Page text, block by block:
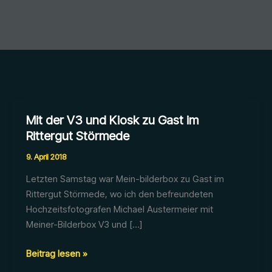
Mit der V3 und Kiosk zu Gast im
Rittergut Störmede
9. April 2018
Letzten Samstag war Mein-bilderbox zu Gast im
Rittergut Störmede, wo ich den befreundeten
Hochzeitsfotografen Michael Austermeier mit
Meiner-Bilderbox V3 und […]
Mit
Beitrag lesen »